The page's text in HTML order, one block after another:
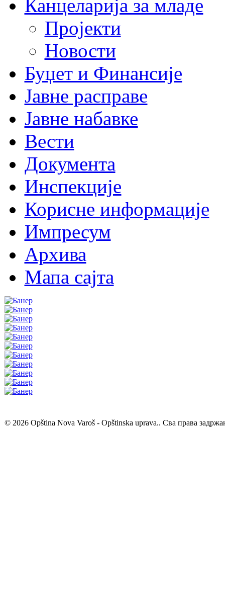
Канцеларија за младе
Пројекти
Новости
Буџет и Финансије
Јавне расправе
Јавне набавке
Вести
Документа
Инспекције
Корисне информације
Импресум
Архива
Мапа сајта
© 2026 Opština Nova Varoš - Opštinska uprava.. Сва права